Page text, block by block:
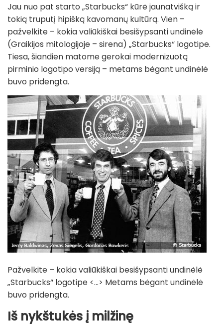
Jau nuo pat starto „Starbucks“ kūrė jaunatvišką ir
tokią truputį hipišką kavomanų kultūrą. Vien –
pažvelkite – kokia valiūkiškai besišypsanti undinėlė
(Graikijos mitologijoje – sirena) „Starbucks“ logotipe.
Tiesa, šiandien matome gerokai modernizuotą
pirminio logotipo versiją – metams bėgant undinėlė
buvo pridengta.
Pažvelkite – kokia valiūkiškai besišypsanti undinėlė
„Starbucks“ logotipe <...> Metams bėgant undinėlė
buvo pridengta.
Iš nykštukės į milžinę